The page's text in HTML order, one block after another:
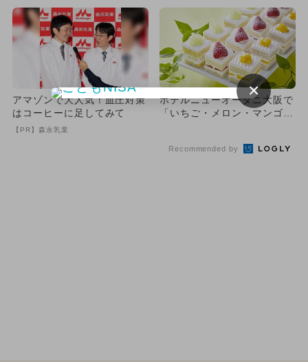
アマゾンで大人気！血圧対策
はコーヒーに足してみて
【PR】森永乳業
ホテルニューオータニ大阪で
「いちご・メロン・マンゴ
Recommended by
×